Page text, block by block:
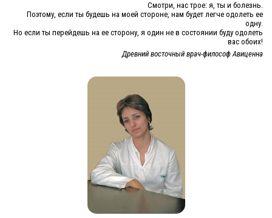
Смотри, нас трое: я, ты и болезнь.
Поэтому, если ты будешь на моей стороне, нам будет легче одолеть ее
одну.
Но если ты перейдешь на ее сторону, я один не в состоянии буду одолеть
вас обоих!
Древний восточный врач-философ Авиценна